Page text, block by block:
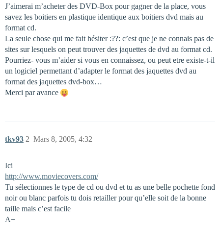
J’aimerai m’acheter des DVD-Box pour gagner de la place, vous
savez les boitiers en plastique identique aux boitiers dvd mais au
format cd.
La seule chose qui me fait hésiter :??: c’est que je ne connais pas de
sites sur lesquels on peut trouver des jaquettes de dvd au format cd.
Pourriez- vous m’aider si vous en connaissez, ou peut etre existe-t-il
un logiciel permettant d’adapter le format des jaquettes dvd au
format des jaquettes dvd-box…
Merci par avance
tkv93 Mars 8, 2005, 4:32
2
Ici
http://www.moviecovers.com/
Tu sélectionnes le type de cd ou dvd et tu as une belle pochette fond
noir ou blanc parfois tu dois retailler pour qu’elle soit de la bonne
taille mais c’est facile
A+